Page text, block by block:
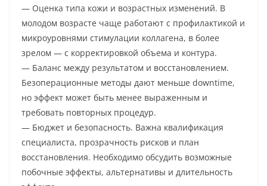
— Оценка типа кожи и возрастных изменений. В
молодом возрасте чаще работают с профилактикой и
микроуровнями стимулации коллагена, в более
зрелом — с корректировкой объема и контура.
— Баланс между результатом и восстановлением.
Безоперационные методы дают меньше downtime,
но эффект может быть менее выраженным и
требовать повторных процедур.
— Бюджет и безопасность. Важна квалификация
специалиста, прозрачность рисков и план
восстановления. Необходимо обсудить возможные
побочные эффекты, альтернативы и длительность